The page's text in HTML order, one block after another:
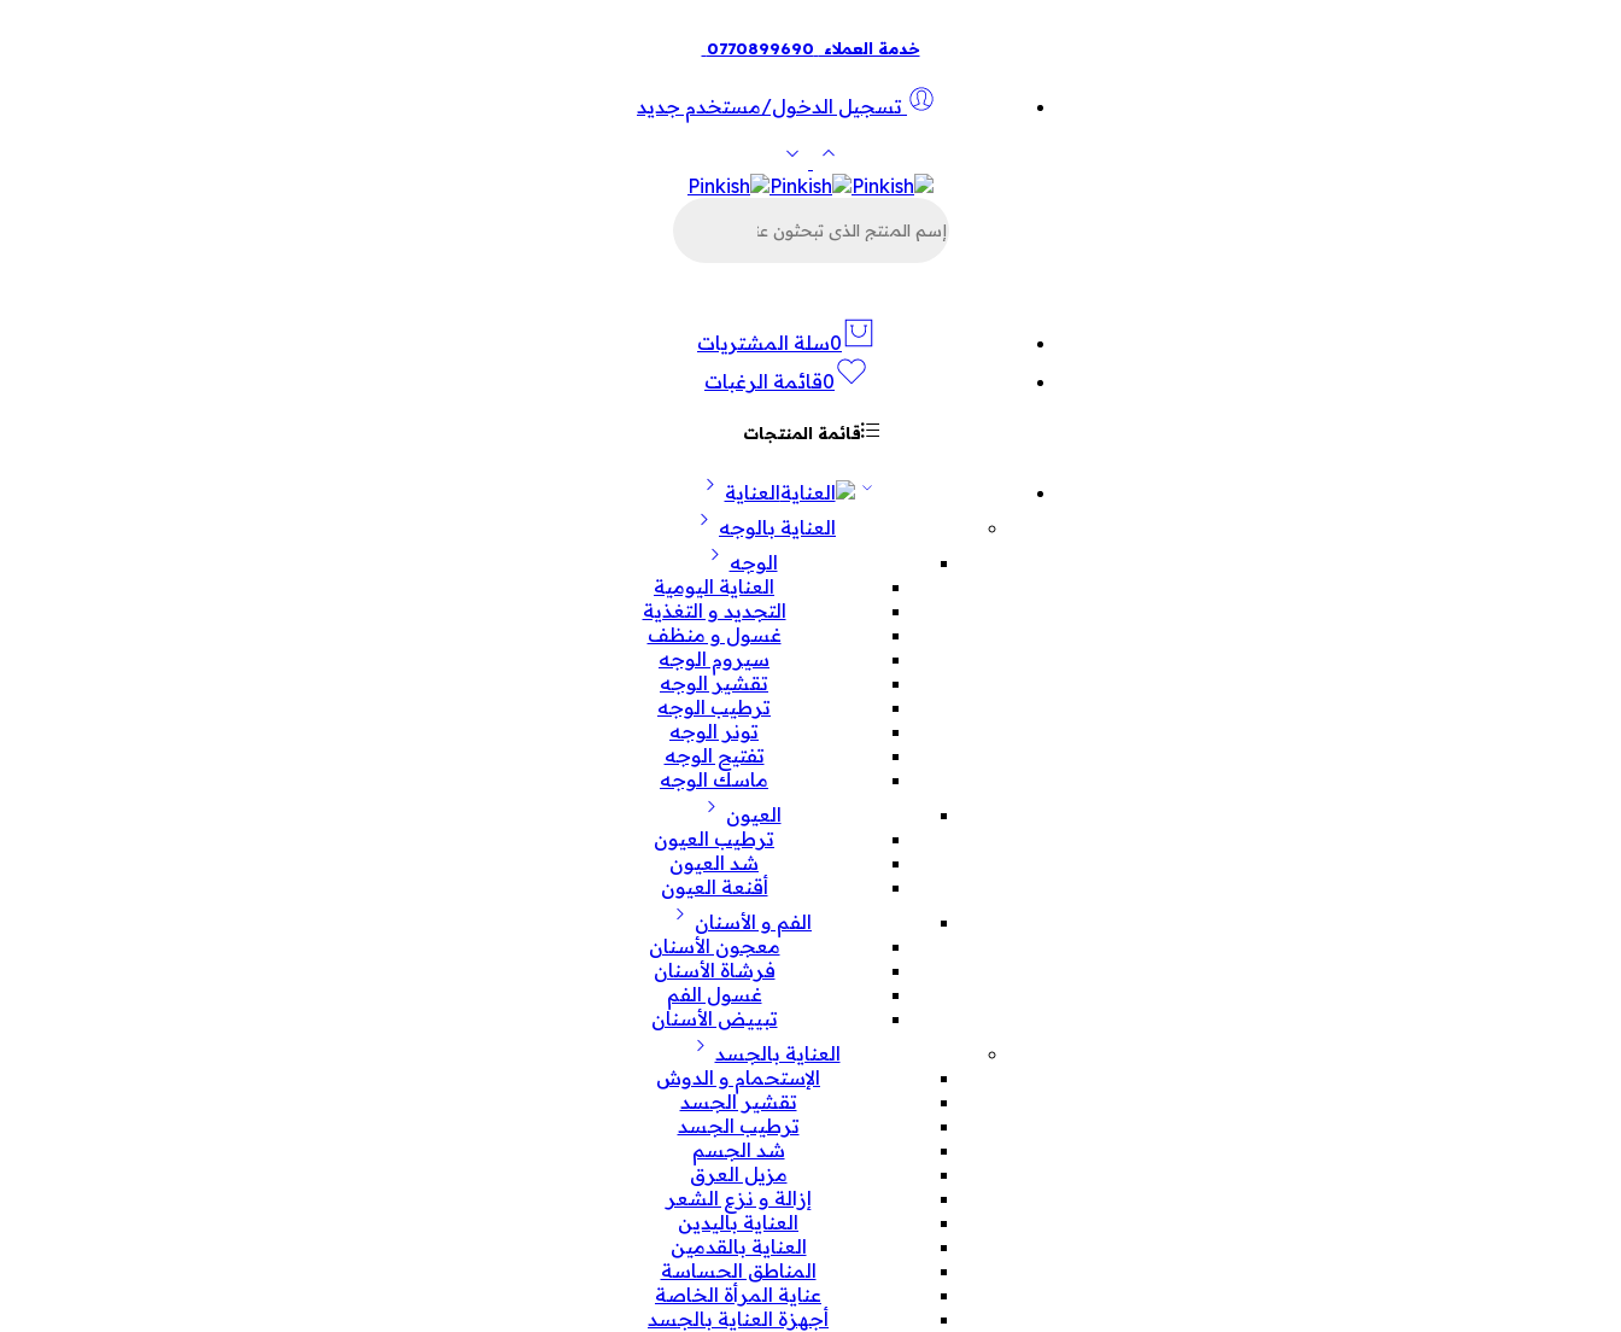
خدمة العملاء 0770899690
تسجيل الدخول/مستخدم جديد
عن
0سلة المشتريات
0قائمة الرغبات
قائمة المنتجات
العناية
العناية بالوجه
الوجه
العناية اليومية
التجديد و التغذية
غسول و منظف
سيروم الوجه
تقشير الوجه
ترطيب الوجه
تونر الوجه
تفتيح الوجه
ماسك الوجه
العيون
ترطيب العيون
شد العيون
أقنعة العيون
الفم و الأسنان
معجون الأسنان
فرشاة الأسنان
غسول الفم
تبييض الأسنان
العناية بالجسد
الإستحمام و الدوش
تقشير الجسد
ترطيب الجسد
شد الجسم
مزيل العرق
إزالة و نزع الشعر
العناية باليدين
العناية بالقدمين
المناطق الحساسة
عناية المرأة الخاصة
أجهزة العناية بالجسد